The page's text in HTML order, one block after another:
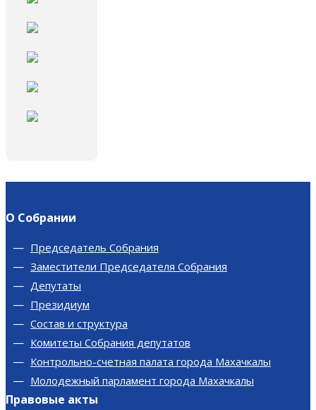
О Собрании
Председатель Собрания
Заместители Председателя Собрания
Депутаты
Президиум
Состав и структура
Комитеты Собрания депутатов
Контрольно-счетная палата города Махачкалы
Молодежный парламент города Махачкалы
Правовые акты